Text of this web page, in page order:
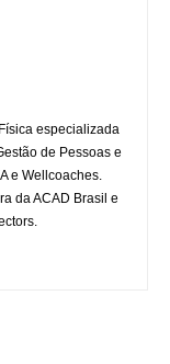
especializada
de Pessoas e
e Wellcoaches.
da ACAD Brasil e